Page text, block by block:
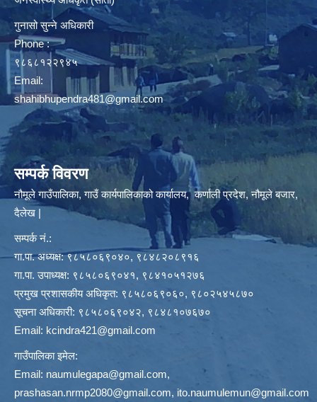
गुनासो सुन्ने अधिकारी
Phone :
९८६८१२२९४५
Email:
shahibhupendra481@gmail.com
सम्पर्क विवरण
नौमूले गाउँपालिका, गाउँ कार्यपालिकाको कार्यालय, कर्णाली प्रदेश, नौमूले बजार,
दैलेख |
सम्पर्क नं.:
गा.पा. अध्यक्ष: ९८५८०६९०४०, ९८४८२०८९१६
गा.पा. उपाध्यक्ष: ९८५८०६९०४१, ९८४१०५१२७६
प्रमुख प्रशासकीय अधिकृत: ९८५८०६९०६०, ९८०२५४५८७०
सूचना अधिकारी: ९८५८०६९०४२, ९८४८१०७६७०
Email: kcindra421@gmail.com
गाउँपालिका इमेल:
Email: naumulegapa@gmail.com,
prashasan.nrmp2080@gmail.com, ito.naumulemun@gmail.com